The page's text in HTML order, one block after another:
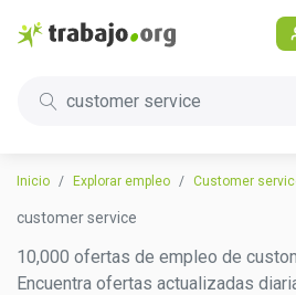
customer service
Inicio Explorar empleo Customer
customer service
10,000 ofertas de empleo de
Encuentra ofertas actualizadas